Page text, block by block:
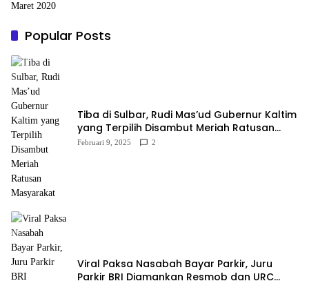
Maret 2020
Popular Posts
Tiba di Sulbar, Rudi Mas’ud Gubernur Kaltim
yang Terpilih Disambut Meriah Ratusan
Masyarakat
Februari 9, 2025 2
Viral Paksa Nasabah Bayar Parkir, Juru
Parkir BRI Diamankan Resmob dan URC